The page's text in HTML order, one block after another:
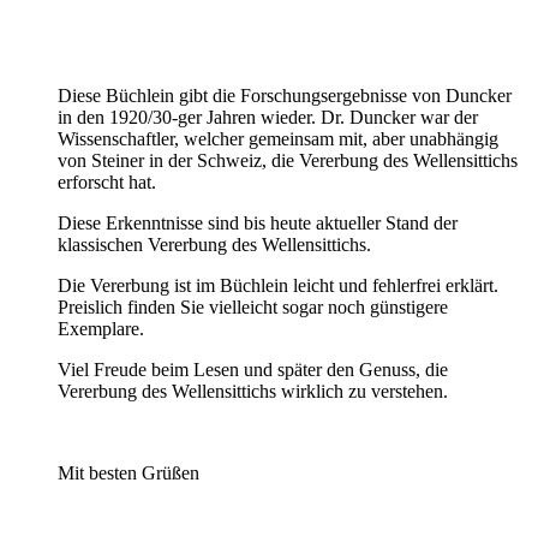
Diese Büchlein gibt die Forschungsergebnisse von Duncker
in den 1920/30-ger Jahren wieder. Dr. Duncker war der
Wissenschaftler, welcher gemeinsam mit, aber unabhängig
von Steiner in der Schweiz, die Vererbung des Wellensittichs
erforscht hat.
Diese Erkenntnisse sind bis heute aktueller Stand der
klassischen Vererbung des Wellensittichs.
Die Vererbung ist im Büchlein leicht und fehlerfrei erklärt.
Preislich finden Sie vielleicht sogar noch günstigere
Exemplare.
Viel Freude beim Lesen und später den Genuss, die
Vererbung des Wellensittichs wirklich zu verstehen.
Mit besten Grüßen